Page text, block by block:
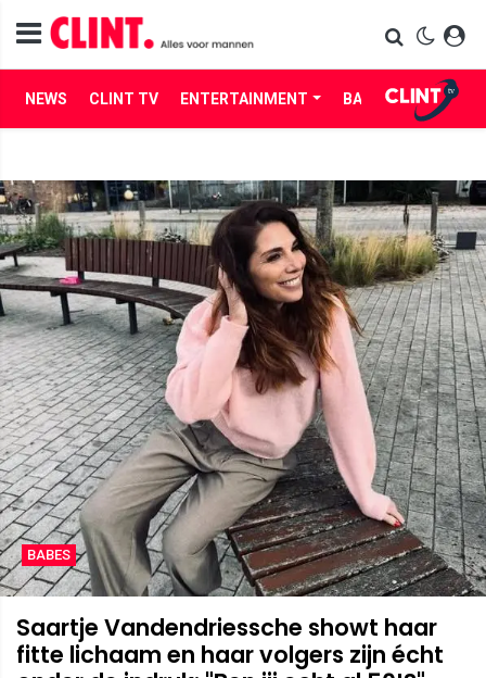
NEWS CLINT TV ENTERTAINMENT BABES LIFE
BABES
Saartje Vandendriessche showt haar
fitte lichaam en haar volgers zijn écht